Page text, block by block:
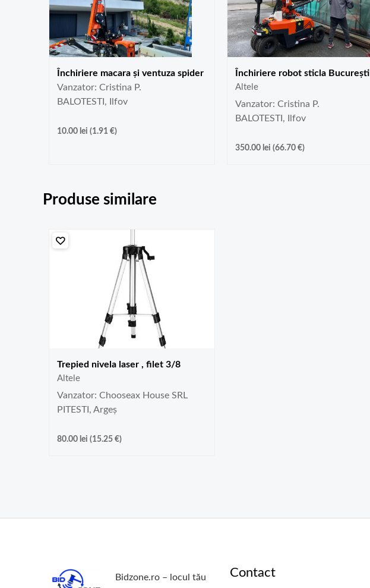
Închiriere macara și ventuza spider
Vanzator: Cristina P.
BALOTESTI, Ilfov
10.00 lei (1.91 €)
Închiriere robot sticla București
Altele
Vanzator: Cristina P.
BALOTESTI, Ilfov
350.00 lei (66.70 €)
Produse similare
Trepied nivela laser , filet 3/8
Altele
Vanzator: Chooseax House SRL
PITESTI, Argeș
80.00 lei (15.25 €)
Bidzone.ro – locul tău Contact